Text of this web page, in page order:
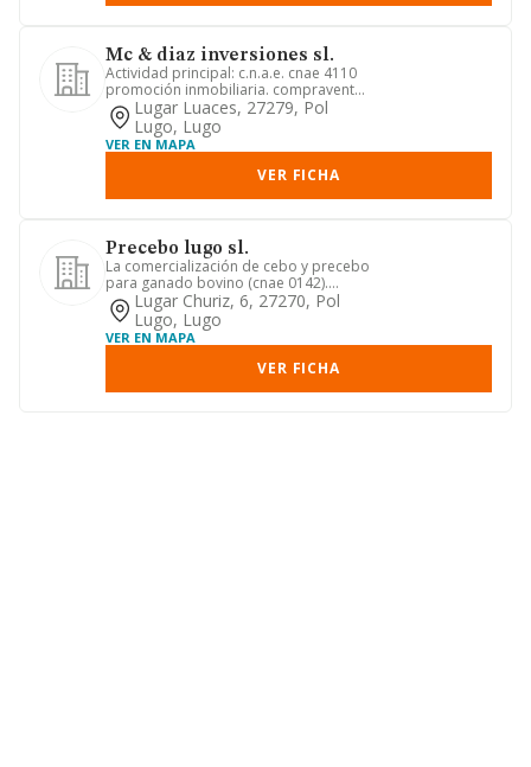
Mc & diaz inversiones sl.
Actividad principal: c.n.a.e. cnae 4110
promoción inmobiliaria. compraventa
de bienes inmuebles cna...
Lugar Luaces, 27279, Pol
Lugo, Lugo
VER EN MAPA
VER FICHA
Precebo lugo sl.
La comercialización de cebo y precebo
para ganado bovino (cnae 0142).
actividad secundaria. el come...
Lugar Churiz, 6, 27270, Pol
Lugo, Lugo
VER EN MAPA
VER FICHA